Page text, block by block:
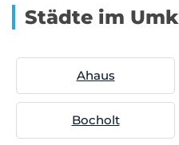
Städte im
Ahaus
Bocholt